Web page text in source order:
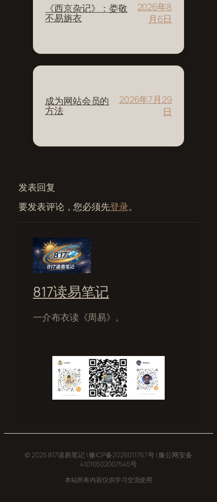
《西京杂记》：娄敬
不易旃衣
2026年8
月6日
成为网站会员的
方法
2026年7月29
日
发表回复
要发表评论，您必须先登录。
817读易笔记
一介布衣读《周易》。
© 2025 817读易笔记 | 豫ICP备2026011767号| 豫公网安备
41010502007545号
本站所有内容仅供学习交流使用